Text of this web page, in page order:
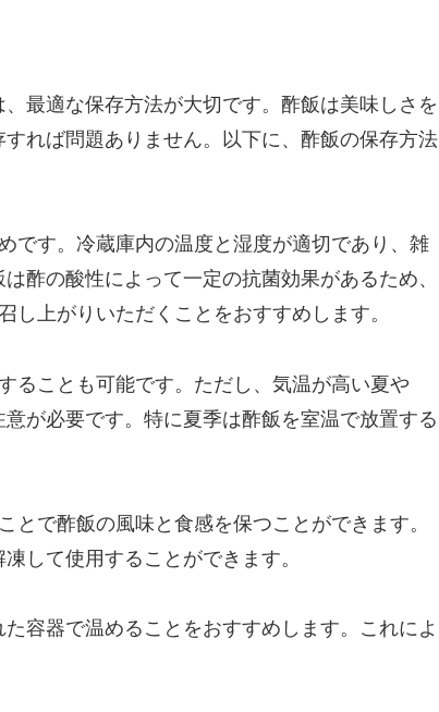
最適な保存方法が大切です。酢飯は美味しさを
れば問題ありません。以下に、酢飯の保存方法
です。冷蔵庫内の温度と湿度が適切であり、雑
酢の酸性によって一定の抗菌効果があるため、
し上がりいただくことをおすすめします。
ることも可能です。ただし、気温が高い夏や
が必要です。特に夏季は酢飯を室温で放置する
で酢飯の風味と食感を保つことができます。
して使用することができます。
容器で温めることをおすすめします。これによ